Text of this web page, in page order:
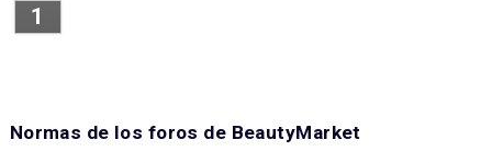
1
Normas de los foros de BeautyMarket